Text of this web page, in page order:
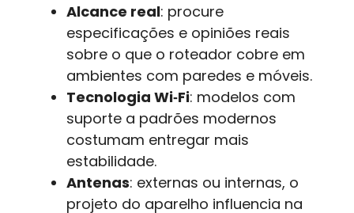
Alcance real: procure
especificações e opiniões reais
sobre o que o roteador cobre em
ambientes com paredes e móveis.
Tecnologia Wi‑Fi: modelos com
suporte a padrões modernos
costumam entregar mais
estabilidade.
Antenas: externas ou internas, o
projeto do aparelho influencia na